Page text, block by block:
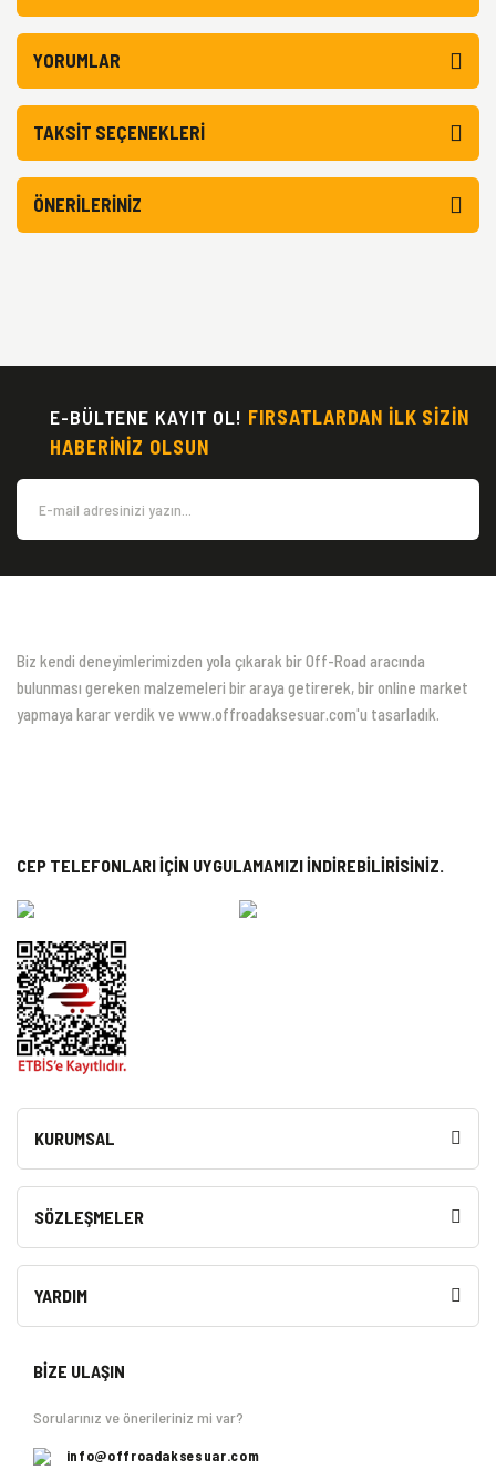
YORUMLAR
TAKSIT SEÇENEKLERI
ÖNERILERINIZ
E-BÜLTENE KAYIT OL! FIRSATLARDAN İLK SİZİN
HABERİNİZ OLSUN
Biz kendi deneyimlerimizden yola çıkarak bir Off-Road aracında
bulunması gereken malzemeleri bir araya getirerek, bir online market
yapmaya karar verdik ve www.offroadaksesuar.com'u tasarladık.
CEP TELEFONLARI İÇİN UYGULAMAMIZI İNDİREBİLİRİSİNİZ.
KURUMSAL
SÖZLEŞMELER
YARDIM
BİZE ULAŞIN
Sorularınız ve önerileriniz mi var?
info@offroadaksesuar.com